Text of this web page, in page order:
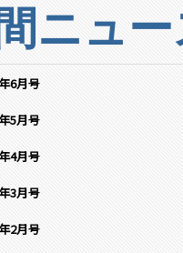
ニュ
6月号
5月号
4月号
3月号
2月号